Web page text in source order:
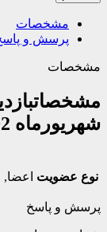
و پاسخ
1402
اعضا,میهمان
پاسخ